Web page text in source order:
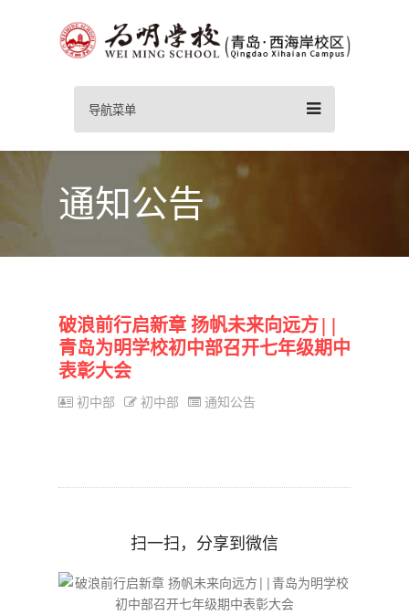
导航菜单
通知公告
破浪前行启新章 扬帆未来向远方||
青岛为明学校初中部召开七年级期中
表彰大会
初中部 初中部 通知公告
扫一扫，分享到微信